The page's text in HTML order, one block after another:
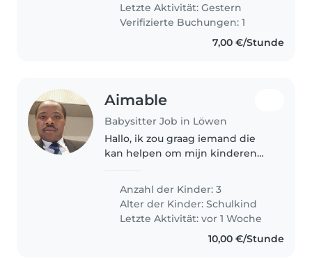
Letzte Aktivität: Gestern
Verifizierte Buchungen: 1
7,00 €/Stunde
Aimable
Babysitter Job in Löwen
Hallo, ik zou graag iemand die
kan helpen om mijn kinderen
moet gewoon op de bushalte
met mijn kinderen opwachten
Anzahl der Kinder: 3
Alter der Kinder:Schulkind
Letzte Aktivität: vor 1 Woche
10,00 €/Stunde